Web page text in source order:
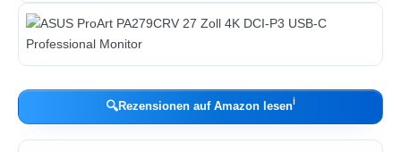
🔍Rezensionen auf Amazon lesenℹ︎